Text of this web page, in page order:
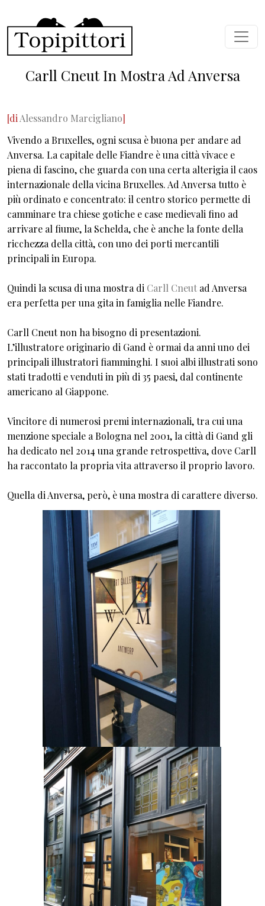
Carll Cneut In Mostra Ad Anversa
[di Alessandro Marcigliano]
Vivendo a Bruxelles, ogni scusa è buona per andare ad
Anversa. La capitale delle Fiandre è una città vivace e
piena di fascino, che guarda con una certa alterigia il caos
internazionale della vicina Bruxelles. Ad Anversa tutto è
più ordinato e concentrato: il centro storico permette di
camminare tra chiese gotiche e case medievali fino ad
arrivare al fiume, la Schelda, che è anche la fonte della
ricchezza della città, con uno dei porti mercantili
principali in Europa.
Quindi la scusa di una mostra di Carll Cneut ad Anversa
era perfetta per una gita in famiglia nelle Fiandre.
Carll Cneut non ha bisogno di presentazioni.
L’illustratore originario di Gand è ormai da anni uno dei
principali illustratori fiamminghi. I suoi albi illustrati sono
stati tradotti e venduti in più di 35 paesi, dal continente
americano al Giappone.
Vincitore di numerosi premi internazionali, tra cui una
menzione speciale a Bologna nel 2001, la città di Gand gli
ha dedicato nel 2014 una grande retrospettiva, dove Carll
ha raccontato la propria vita attraverso il proprio lavoro.
Quella di Anversa, però, è una mostra di carattere diverso.